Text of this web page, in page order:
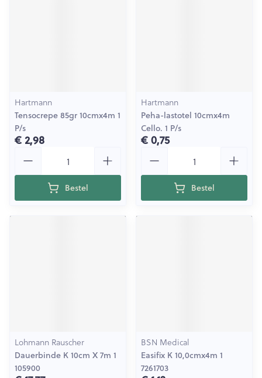
Hartmann
Tensocrepe 85gr 10cmx4m 1
P/s
€ 2,98
Bestel
Hartmann
Peha-lastotel 10cmx4m
Cello. 1 P/s
€ 0,75
Bestel
Lohmann Rauscher
Dauerbinde K 10cm X 7m 1
105900
BSN Medical
Easifix K 10,0cmx4m 1
7261703